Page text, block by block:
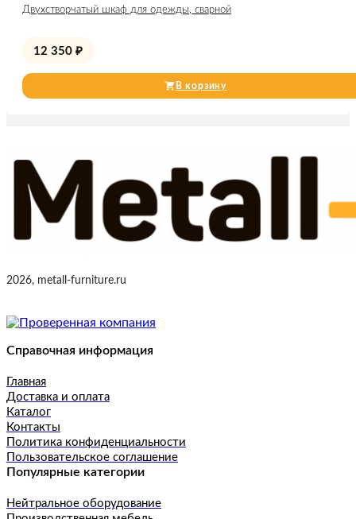
Двухстворчатый шкаф для одежды, сварной
12 350 ₽
В корзину
2026, metall-furniture.ru
Справочная информация
Главная
Доставка и оплата
Каталог
Контакты
Политика конфиденциальности
Пользовательское соглашение
Популярные категории
Нейтральное оборудование